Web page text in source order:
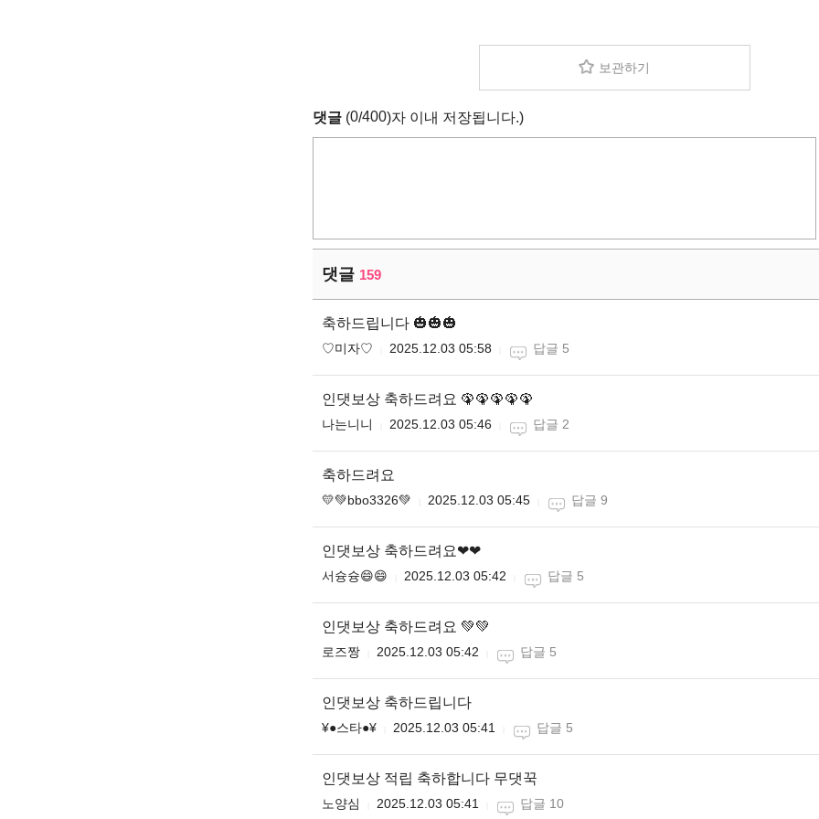
보관하기
댓글 (0/400)자 이내 저장됩니다.)
댓글 159
축하드립니다 🎃🎃🎃
♡미자♡ 2025.12.03 05:58 답글 5
인댓보상 축하드려요 🦚🦚🦚🦚🦚
나는니니 2025.12.03 05:46 답글 2
축하드려요
💛💚bbo3326💚 2025.12.03 05:45 답글 9
인댓보상 축하드려요❤❤
서슝슝😄😄 2025.12.03 05:42 답글 5
인댓보상 축하드려요 💚💚
로즈짱 2025.12.03 05:42 답글 5
인댓보상 축하드립니다
¥●스타●¥ 2025.12.03 05:41 답글 5
인댓보상 적립 축하합니다 무댓꾹
노양심 2025.12.03 05:41 답글 10